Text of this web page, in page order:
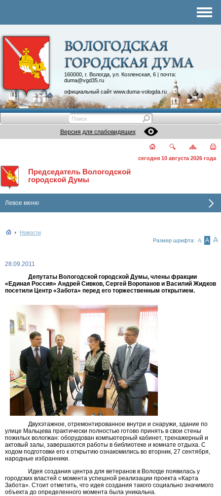
160000, г. Вологда, ул. Козленская, 6 | почта:
duma@vgd35.ru
официальный сайт www.duma-vologda.ru
Контакты
Депутатские объединения
Версия для слабовидящих
сегодня 10 августа 2026 года
Председатель Вологодской
городской Думы
Левое меню
Новости
Размер шрифта: А А А
28.09.2011
Депутаты Вологодской городской Думы, члены фракции
«Единая Россия» Андрей Сивков, Сергей Воропанов и Василий Жидков
посетили Центр «Забота» перед его торжественным открытием.
Двухэтажное, отремонтированное внутри и снаружи, здание по
улице Мальцева практически полностью готово принять в свои стены
пожилых вологжан: оборудован компьютерный кабинет, тренажерный и
актовый залы, завершаются работы в библиотеке и комнате отдыха. С
ходом подготовки его к открытию ознакомились во вторник, 27 сентября,
народные избранники.
Идея создания центра для ветеранов в Вологде появилась у
городских властей с момента успешной реализации проекта «Карта
Забота». Стоит отметить, что идея создания такого социально значимого
объекта до определенного момента была уникальна.